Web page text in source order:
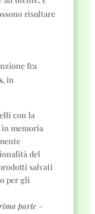
risultare
fra
, in
con la
memoria
del
salvati
per gli
parte –